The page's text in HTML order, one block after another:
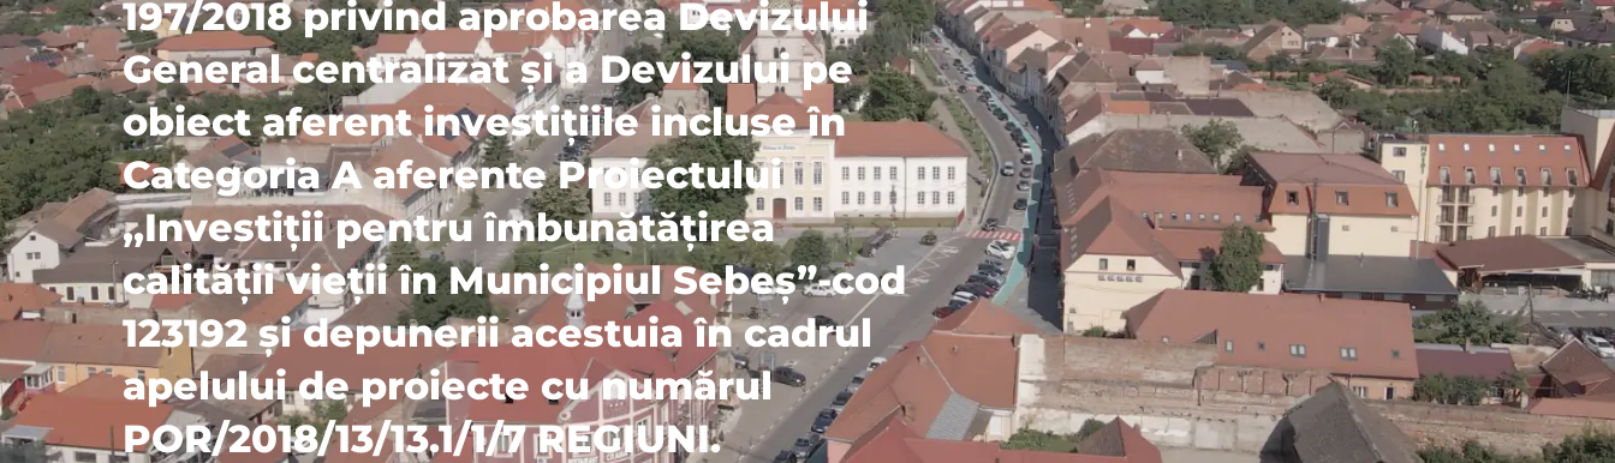
197/2018 privind aprobarea Devizului
General centralizat și a Devizului pe
obiect aferent investițiile incluse în
Categoria A aferente Proiectului
,,Investiții pentru îmbunătățirea
calității vieții în Municipiul Sebeș”-cod
123192 și depunerii acestuia în cadrul
apelului de proiecte cu numărul
POR/2018/13/13.1/1/7 REGIUNI.